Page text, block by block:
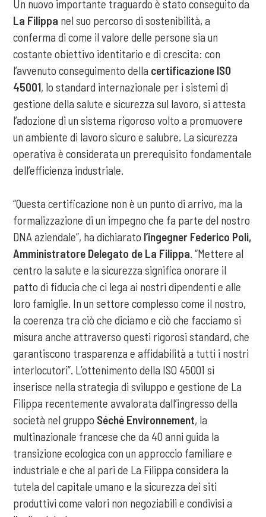
Un nuovo importante traguardo è stato conseguito da
La Filippa nel suo percorso di sostenibilità, a
conferma di come il valore delle persone sia un
costante obiettivo identitario e di crescita: con
l’avvenuto conseguimento della certificazione ISO
45001, lo standard internazionale per i sistemi di
gestione della salute e sicurezza sul lavoro, si attesta
l’adozione di un sistema rigoroso volto a promuovere
un ambiente di lavoro sicuro e salubre. La sicurezza
operativa è considerata un prerequisito fondamentale
dell’efficienza industriale.
“Questa certificazione non è un punto di arrivo, ma la
formalizzazione di un impegno che fa parte del nostro
DNA aziendale”, ha dichiarato l’ingegner Federico Poli,
Amministratore Delegato de La Filippa. “Mettere al
centro la salute e la sicurezza significa onorare il
patto di fiducia che ci lega ai nostri dipendenti e alle
loro famiglie. In un settore complesso come il nostro,
la coerenza tra ciò che diciamo e ciò che facciamo si
misura anche attraverso questi rigorosi standard, che
garantiscono trasparenza e affidabilità a tutti i nostri
interlocutori”. L’ottenimento della ISO 45001 si
inserisce nella strategia di sviluppo e gestione de La
Filippa recentemente avvalorata dall’ingresso della
società nel gruppo Séché Environnement, la
multinazionale francese che da 40 anni guida la
transizione ecologica con un approccio familiare e
industriale e che al pari de La Filippa considera la
tutela del capitale umano e la sicurezza dei siti
produttivi come valori non negoziabili e condivisi a